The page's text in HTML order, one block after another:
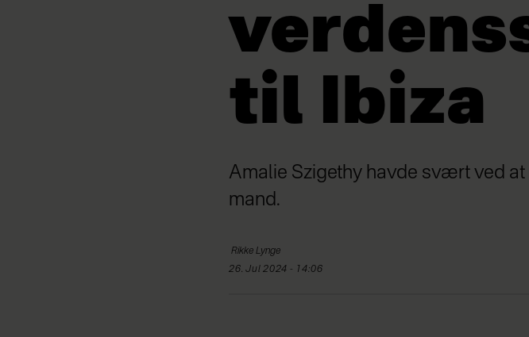
til Ibiza
Amalie Szigethy havde svært ved
mand.
Rikke Lynge
26. Jul 2024 - 14:06